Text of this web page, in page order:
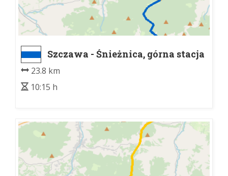
Szczawa - Śnieżnica, górna stacja
23.8 km
10:15 h